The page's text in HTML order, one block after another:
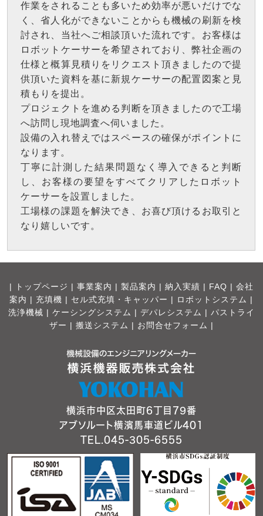
作業をされることも多いため効率が悪いだけでな
く、省人化ができないことからも機械の刷新を検
討され、当社へご相談頂いた流れです。お客様は
ロボットケーサーを希望されており、弊社企画の
仕様と概算見積りをリクエスト頂きましたので提
供頂いた資料を基に新規ケーサーの配置図案と見
積もりを提出。
プロジェクトを進める判断を頂きましたので工場
へ訪問し現地調査へ伺いました。
設備の入れ替えではスペースの確保がポイントに
なります。
丁寧に計測した結果問題なく導入できると判断
し、お客様の要望をすべてクリアしたロボット
ケーサーを設置しました。
工場様の課題を解決でき、お喜び頂けるお取引と
なり嬉しいです。
| トップページ | 事業案内 | 製品案内 | 納入実績 | FAQ | 会社
案内 | 充填機 | セル式充填・キャッパー | ロボットシステム |
洗浄機械 | ケーシングシステム | デパレシステム | パストライ
ザー | 搬送システム | お問合せフォーム |
横浜市中区太田町6丁目79番
アブソルート横濱馬車道ビル401
TEL.045-305-6555